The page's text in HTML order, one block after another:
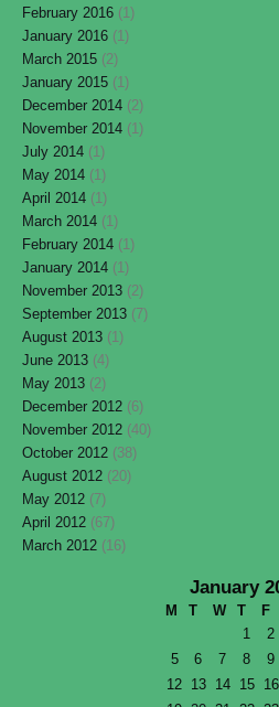
February 2016 (1)
January 2016 (1)
March 2015 (2)
January 2015 (1)
December 2014 (2)
November 2014 (1)
July 2014 (1)
May 2014 (1)
April 2014 (1)
March 2014 (1)
February 2014 (1)
January 2014 (1)
November 2013 (2)
September 2013 (7)
August 2013 (1)
June 2013 (4)
May 2013 (2)
December 2012 (6)
November 2012 (40)
October 2012 (38)
August 2012 (20)
May 2012 (7)
April 2012 (67)
March 2012 (16)
January
M T W T F
1
2
5
6 7 8 9
12 13 14 15 16